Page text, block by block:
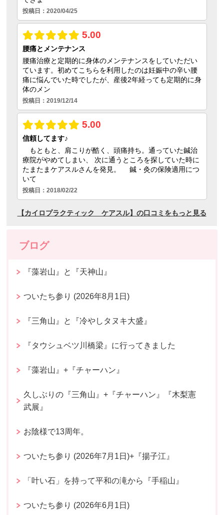
ブログ
『藻岩山』と『天神山』
ついたち参り (2026年8月1日)
『三角山』と『冷やしタヌキ大盛』
『タウシュベツ川橋梁』に行ってきました
『藻岩山』+『チャーハン』
久しぶりの『三角山』+『チャーハン』『木梨憲
武展』
お陰様で13周年。
ついたち参り (2026年7月1日)+『揚子江』
「叶い石」を持って平和の滝から『手稲山』
ついたち参り (2026年6月1日)